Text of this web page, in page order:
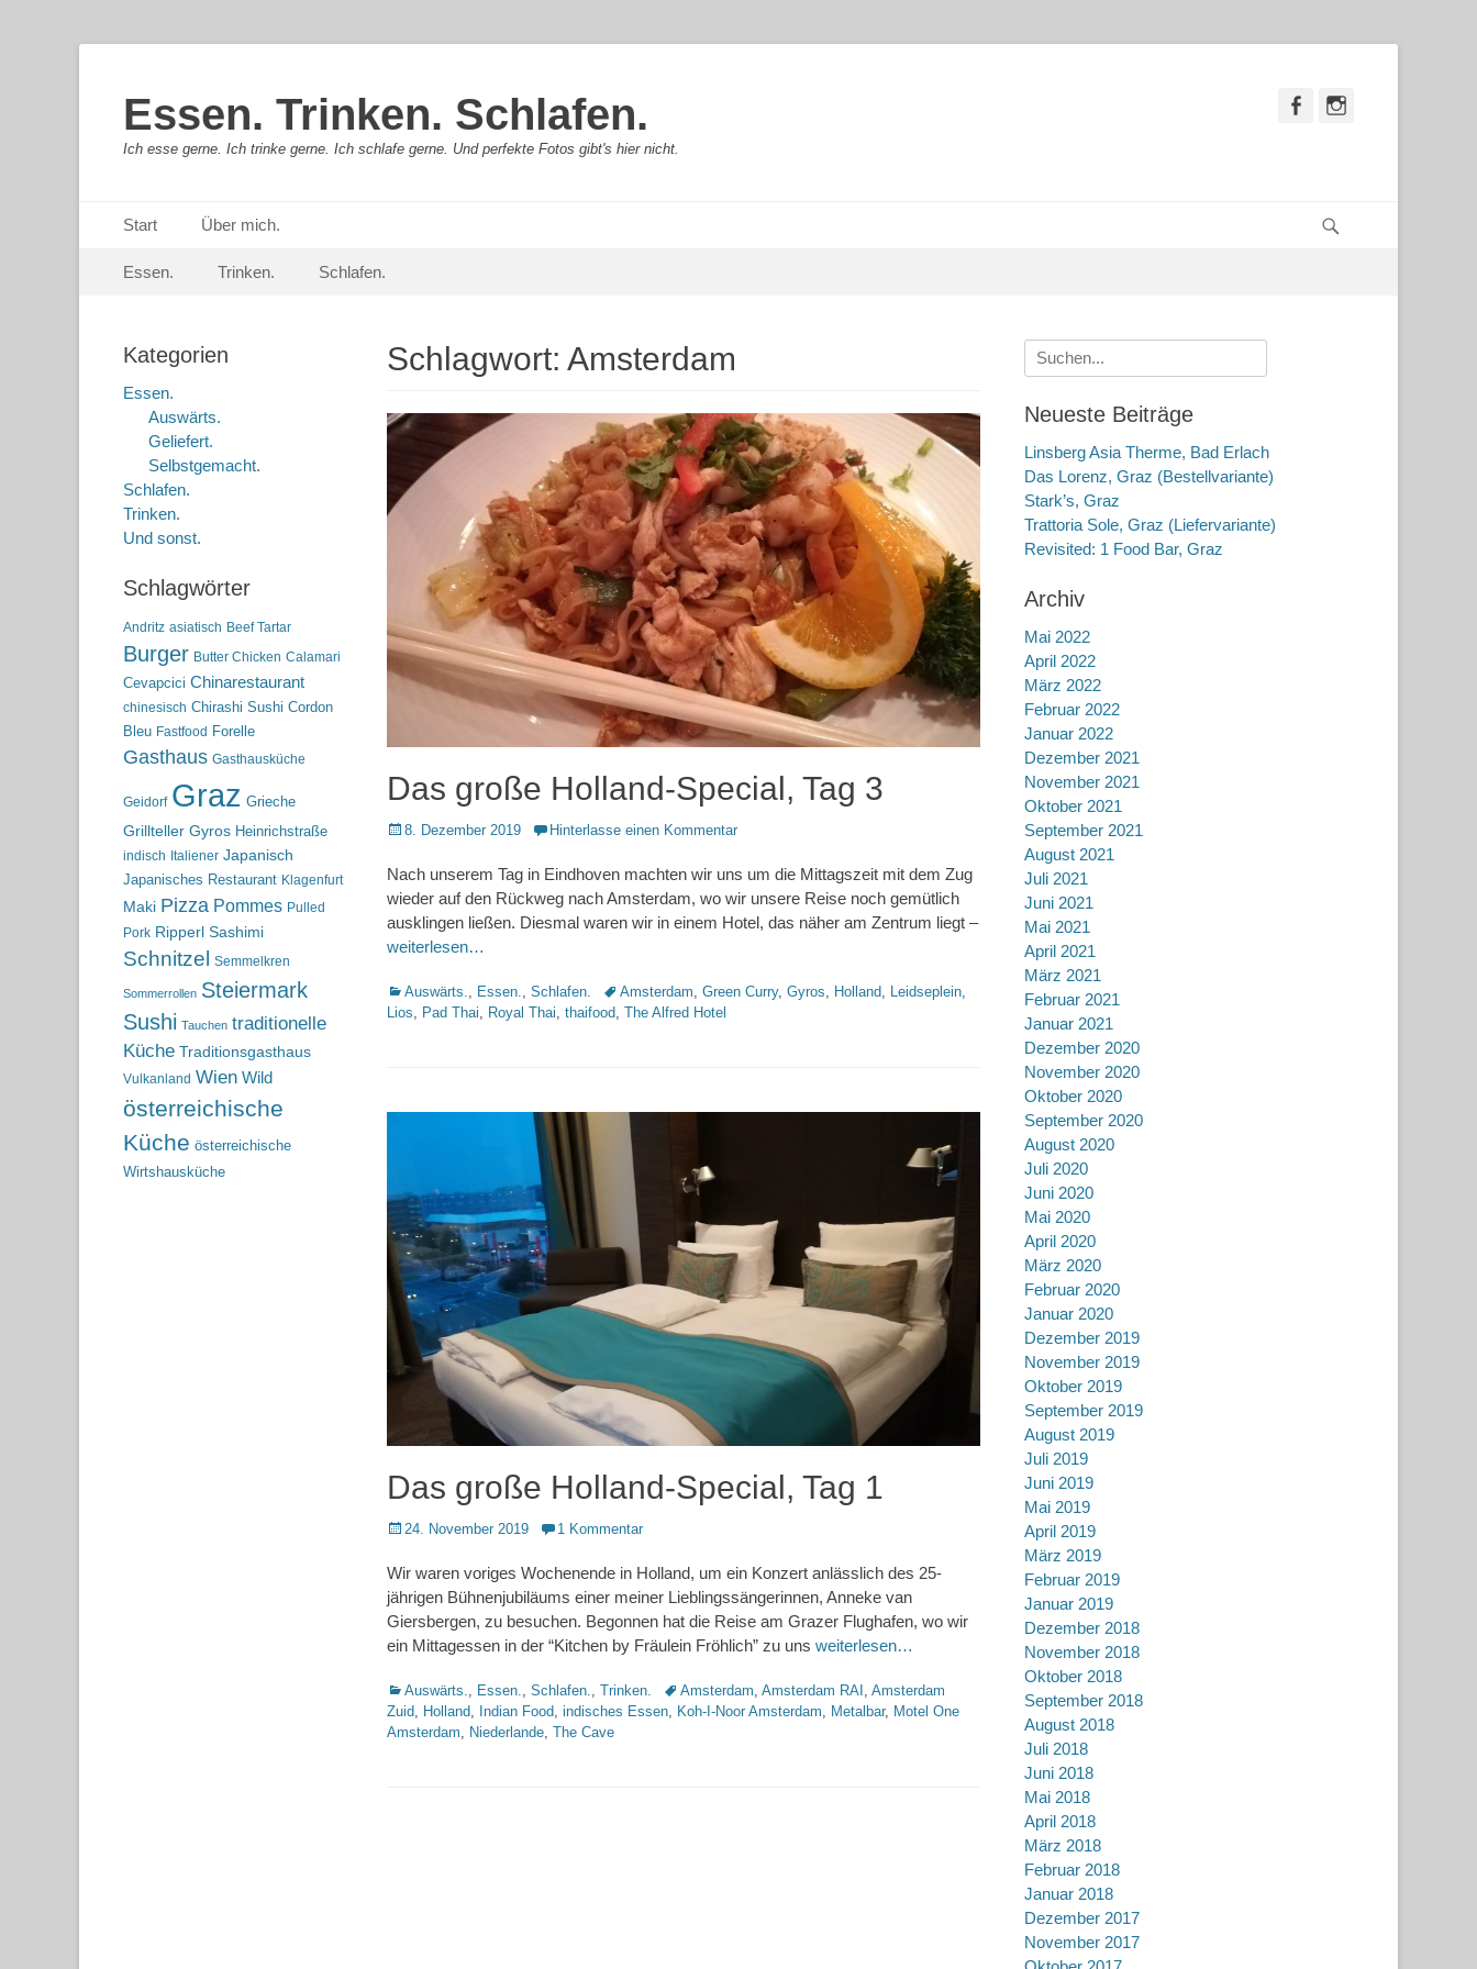
Essen. Trinken. Schlafen.
Ich esse gerne. Ich trinke gerne. Ich schlafe gerne. Und perfekte Fotos gibt's hier nicht.
Facebook
Primäres Menü
zum
Start Über mich.
Sekundär-Menü
zum
Essen. Trinken. Schlafen.
Schlagwort: Amsterdam
Das große Holland-Special, Tag 3
Posted
8. Dezember 2019 Hinterlasse einen Kommentar
Nach unserem Tag in Eindhoven machten wir uns um die Mittagszeit mit dem Zug
wieder auf den Rückweg nach Amsterdam, wo wir unsere Reise noch gemütlich
ausklingen ließen. Diesmal waren wir in einem Hotel, das näher am Zentrum liegt –
weiterlesen…
Kategorien
Auswärts. Essen. Schlafen. Schlagworte
Amsterdam Green Curry, Gyros Holland Leidseplein
Lios
Pad Thai Royal Thai thaifood The Alfred Hotel
Das große Holland-Special, Tag 1
Posted
24. November 2019 1 Kommentar
Wir waren voriges Wochenende in Holland, um ein Konzert anlässlich des 25-
jährigen Bühnenjubiläums einer meiner Lieblingssängerinnen, Anneke van
Giersbergen, zu besuchen. Begonnen hat die Reise am Grazer Flughafen, wo wir
ein Mittagessen in der “Kitchen by Fräulein Fröhlich” zu uns weiterlesen…
Kategorien
Auswärts. Essen. Schlafen. Trinken. Schlagworte
Amsterdam Amsterdam RAI
Amsterdam
Zuid
Holland Indian Food indisches Essen Koh-I-Noor Amsterdam Metalbar, Motel One
Amsterdam
Niederlande The Cave
Suche
nach:
Neueste Beiträge
Linsberg Asia Therme, Bad Erlach
Das Lorenz, Graz (Bestellvariante)
Stark’s, Graz
Trattoria Sole, Graz (Liefervariante)
Revisited: 1 Food Bar, Graz
Archiv
Mai 2022
April 2022
März 2022
Februar 2022
Januar 2022
Dezember 2021
November 2021
Oktober 2021
September 2021
August 2021
Juli 2021
Juni 2021
Mai 2021
April 2021
März 2021
Februar 2021
Januar 2021
Dezember 2020
November 2020
Oktober 2020
September 2020
August 2020
Juli 2020
Juni 2020
Mai 2020
April 2020
März 2020
Februar 2020
Januar 2020
Dezember 2019
November 2019
Oktober 2019
September 2019
August 2019
Juli 2019
Juni 2019
Mai 2019
April 2019
März 2019
Februar 2019
Januar 2019
Dezember 2018
November 2018
Oktober 2018
September 2018
August 2018
Juli 2018
Juni 2018
Mai 2018
April 2018
März 2018
Februar 2018
Januar 2018
Dezember 2017
November 2017
Kategorien
Essen.
Auswärts.
Geliefert.
Selbstgemacht.
Schlafen.
Trinken.
Und sonst.
Schlagwörter
Andritz asiatisch Beef Tartar
Burger Butter Chicken Calamari
Cevapcici Chinarestaurant
chinesisch Chirashi Sushi Cordon
Bleu Fastfood Forelle
Gasthaus Gasthausküche
Geidorf Graz Grieche
Grillteller Gyros Heinrichstraße
indisch Italiener Japanisch
Japanisches Restaurant Klagenfurt
Maki Pizza Pommes Pulled
Pork Ripperl Sashimi
Schnitzel Semmelkren
Sommerrollen Steiermark
Sushi Tauchen traditionelle
Küche Traditionsgasthaus
Vulkanland Wien Wild
österreichische
Küche österreichische
Wirtshausküche